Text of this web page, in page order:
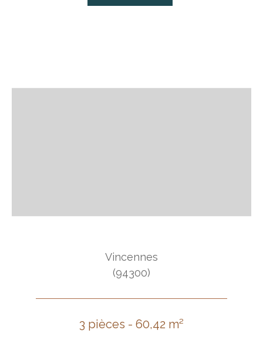
Vincennes
(94300)
3 pièces - 60,42 m²